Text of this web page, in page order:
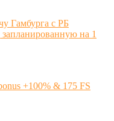
Гамбурга с РБ
на 1
+100% & 175 FS